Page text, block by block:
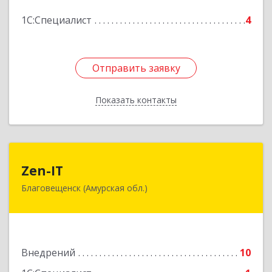
1С:Специалист 4
Отправить заявку
Показать контакты
Отправить заявку
Назад
Zen-IT
Благовещенск (Амурская обл.)
Внедрений
10
675016, Амурская обл, Благовещенск г,